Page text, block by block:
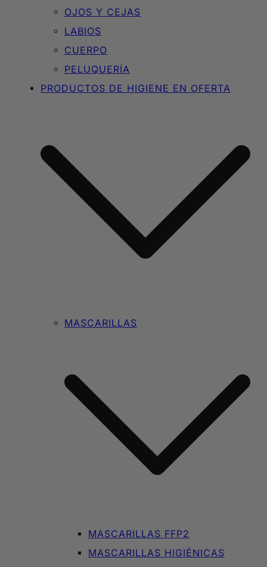
OJOS Y CEJAS
LABIOS
CUERPO
PELUQUERÍA
PRODUCTOS DE HIGIENE EN OFERTA
MASCARILLAS
MASCARILLAS FFP2
MASCARILLAS HIGIÉNICAS